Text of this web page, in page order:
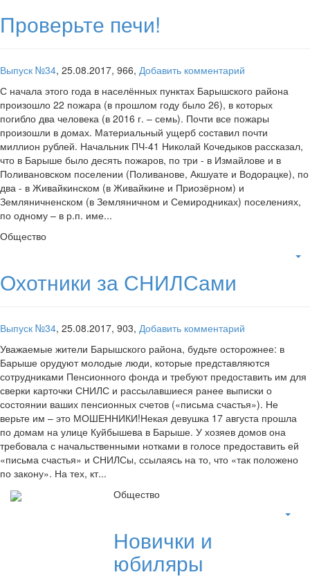
Проверьте печи!
Выпуск №34, 25.08.2017, 966, Добавить комментарий
С начала этого года в населённых пунктах Барышского района
произошло 22 пожара (в прошлом году было 26), в которых
погибло два человека (в 2016 г. – семь). Почти все пожары
произошли в домах. Материальный ущерб составил почти
миллион рублей. Начальник ПЧ-41 Николай Кочедыков рассказал,
что в Барыше было десять пожаров, по три - в Измайлове и в
Поливановском поселении (Поливанове, Акшуате и Водорацке), по
два - в Живайкинском (в Живайкине и Приозёрном) и
Земляничненском (в Земляничном и Семиродниках) поселениях,
по одному – в р.п. име...
Общество
Охотники за СНИЛСами
Выпуск №34, 25.08.2017, 903, Добавить комментарий
Уважаемые жители Барышского района, будьте осторожнее: в
Барыше орудуют молодые люди, которые представляются
сотрудниками Пенсионного фонда и требуют предоставить им для
сверки карточки СНИЛС и рассылавшиеся ранее выписки о
состоянии ваших пенсионных счетов («письма счастья»). Не
верьте им – это МОШЕННИКИ!Некая девушка 17 августа прошла
по домам на улице Куйбышева в Барыше. У хозяев домов она
требовала с начальственными нотками в голосе предоставить ей
«письма счастья» и СНИЛСы, ссылаясь на то, что «так положено
по закону». На тех, кт...
Общество
Новички и
юбиляры